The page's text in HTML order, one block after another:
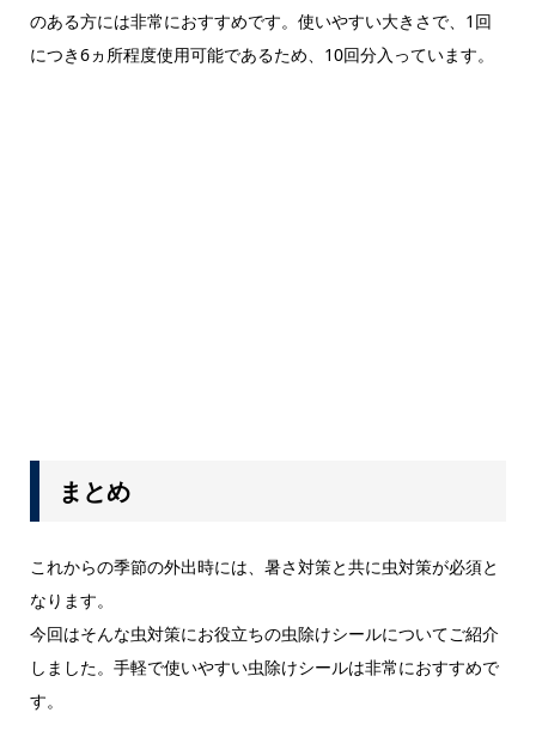
のある方には非常におすすめです。使いやすい大きさで、1回
につき6ヵ所程度使用可能であるため、10回分入っています。
まとめ
これからの季節の外出時には、暑さ対策と共に虫対策が必須と
なります。
今回はそんな虫対策にお役立ちの虫除けシールについてご紹介
しました。手軽で使いやすい虫除けシールは非常におすすめで
す。